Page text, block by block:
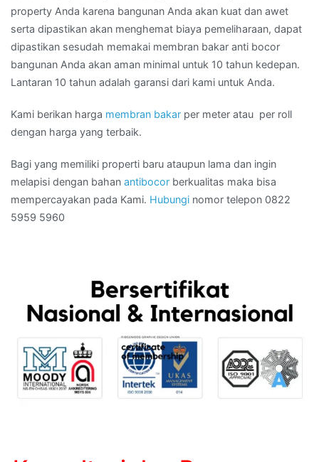
property Anda karena bangunan Anda akan kuat dan awet
serta dipastikan akan menghemat biaya pemeliharaan, dapat
dipastikan sesudah memakai membran bakar anti bocor
bangunan Anda akan aman minimal untuk 10 tahun kedepan.
Lantaran 10 tahun adalah garansi dari kami untuk Anda.
Kami berikan harga membran bakar per meter atau per roll
dengan harga yang terbaik.
Bagi yang memiliki properti baru ataupun lama dan ingin
melapisi dengan bahan antibocor berkualitas maka bisa
mempercayakan pada Kami. Hubungi nomor telepon 0822
5959 5960